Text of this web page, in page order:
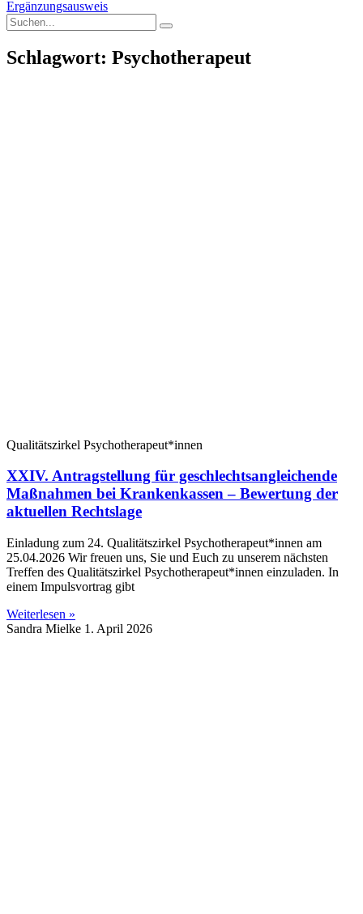
Ergänzungsausweis
Schlagwort: Psychotherapeut
Qualitätszirkel Psychotherapeut*innen
XXIV. Antragstellung für geschlechtsangleichende
Maßnahmen bei Krankenkassen – Bewertung der
aktuellen Rechtslage
Einladung zum 24. Qualitätszirkel Psychotherapeut*innen am
25.04.2026 Wir freuen uns, Sie und Euch zu unserem nächsten
Treffen des Qualitätszirkel Psychotherapeut*innen einzuladen. In
einem Impulsvortrag gibt
Weiterlesen »
Sandra Mielke 1. April 2026